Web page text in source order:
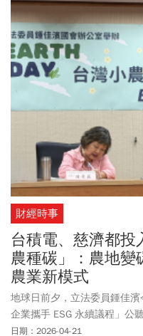
資福利水準如何？台積電人
「直接人員技術員」來舉例
第一年，薪資加獎金有超過
往上加。
財經時事
台積電、慈濟都
農種碳」：農地變
農業新模式
地球日前夕，立法委員鍾佳
企業攜手 ESG 永續議程」公
際認證的土壤碳匯專案，除
日期：2026-04-21